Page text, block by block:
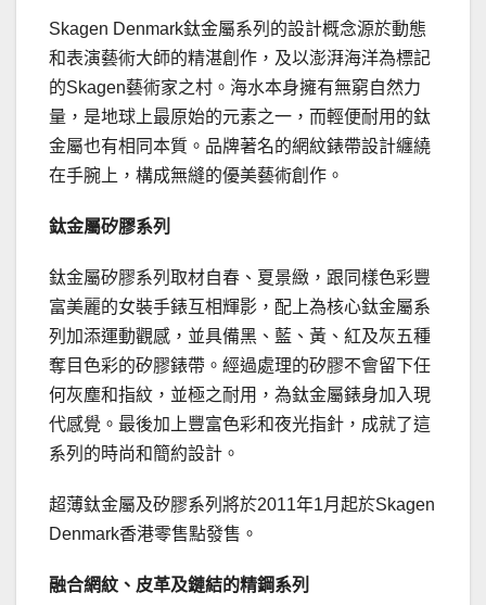
Skagen Denmark鈦金屬系列的設計概念源於動態
和表演藝術大師的精湛創作，及以澎湃海洋為標記
的Skagen藝術家之村。海水本身擁有無窮自然力
量，是地球上最原始的元素之一，而輕便耐用的鈦
金屬也有相同本質。品牌著名的網紋錶帶設計纏繞
在手腕上，構成無縫的優美藝術創作。
鈦金屬矽膠系列
鈦金屬矽膠系列取材自春、夏景緻，跟同樣色彩豐
富美麗的女裝手錶互相輝影，配上為核心鈦金屬系
列加添運動觀感，並具備黑、藍、黃、紅及灰五種
奪目色彩的矽膠錶帶。經過處理的矽膠不會留下任
何灰塵和指紋，並極之耐用，為鈦金屬錶身加入現
代感覺。最後加上豐富色彩和夜光指針，成就了這
系列的時尚和簡約設計。
超薄鈦金屬及矽膠系列將於2011年1月起於Skagen
Denmark香港零售點發售。
融合網紋、皮革及鏈結的精鋼系列